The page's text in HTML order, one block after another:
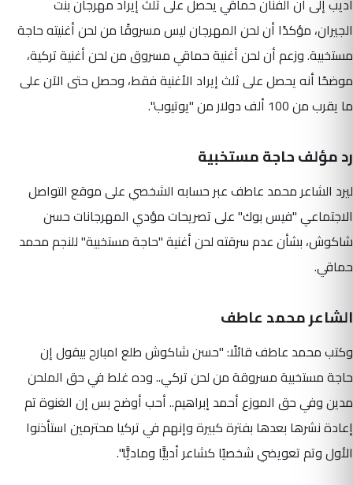
أديب إلى أن الفنان حماقي يحصل على ثلث إيراد مهرجان بنت
الجيران، مؤكدًا أن لحن المهرجان ليس مسروقًا من لحن أغنيته حاجة
مستخبية. وزعم أن لحن أغنية حماقي مسروق من لحن أغنية تركية،
موضحًا أنه يحصل على ثلث إيراد الأغنية فقط، وحصل حتى الآن على
ما يقرب من 100 ألف دولار من "يوتيوب".
رد مؤلف حاجة مستخبية
ليرد الشاعر محمد عاطف عبر حسابه الشخصي على موقع التواصل
الاجتماعي "فيس بوك" على تصريحات مؤدي المهرجانات حسن
شاكوش، بشأن عدم سرقته لحن أغنية "حاجة مستخبية" للنجم محمد
حماقي.
الشاعر محمد عاطف
وكتب محمد عاطف قائلًا: "حسن شاكوش طلع امبارح بيقول إن
حاجة مستخبية مسروقة من لحن تركي.. وده غلط في حق الملحن
مدين وفي حق الموزع أحمد إبراهيم.. أحب أوضح بس إن الغنوة تم
إعادة نشرها بعدها بفترة كبيرة وإنهم في تركيا محترمين استأذنوا
الأول وتم تعويضي شخصيًا كشاعر أدبيًّا وماديًّا".